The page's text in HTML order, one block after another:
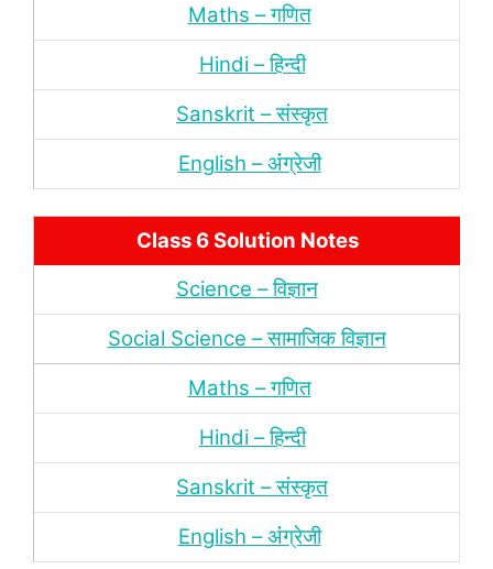
Maths – गणित
Hindi – हिन्‍दी
Sanskrit – संस्‍कृत
English – अंंग्रेजी
Class 6 Solution Notes
Science – विज्ञान
Social Science – सामाजिक विज्ञान
Maths – गणित
Hindi – हिन्‍दी
Sanskrit – संस्‍कृत
English – अंंग्रेजी